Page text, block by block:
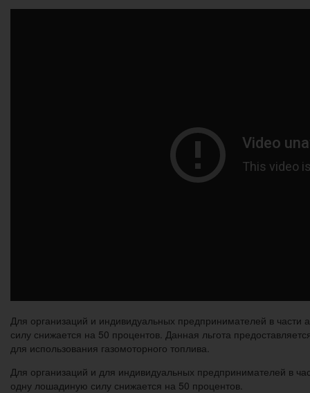
Для организаций и индивидуальных предпринимателей в
силу снижается на 50 процентов. Данная льгота
для использования газомоторного топлива.
Для организаций и для индивидуальных предпринимателей в
одну лошадиную силу снижается на 50 процентов.